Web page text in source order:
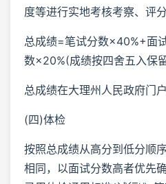
度等进行实地考核考察、评分
总成绩=笔试分数×40%+面
数×20%(成绩按四舍五入保
总成绩在大理州人民政府门户
(四)体检
按照总成绩从高分到低分顺
相同，以面试分数高者优先